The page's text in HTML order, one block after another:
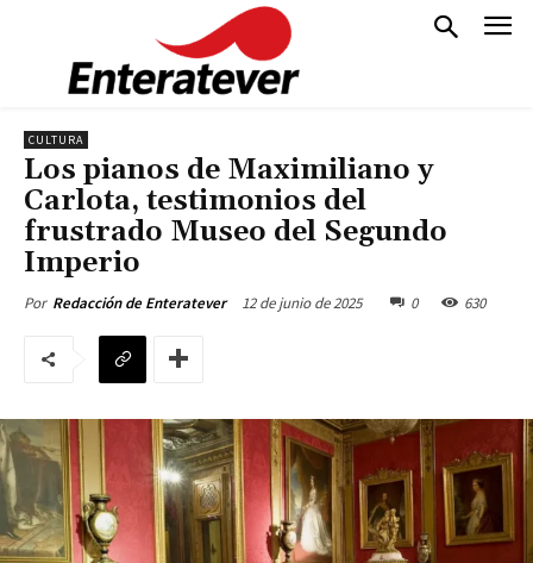
CULTURA
Los pianos de Maximiliano y
Carlota, testimonios del
frustrado Museo del Segundo
Imperio
Por Redacción de Enteratever 12 de junio de 2025 0 630